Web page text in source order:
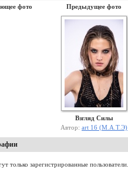
фото Предыдущее фото
Взгляд Силы
Автор: art 16 (М.А.Т.Э)
только зарегистрированные пользователи.